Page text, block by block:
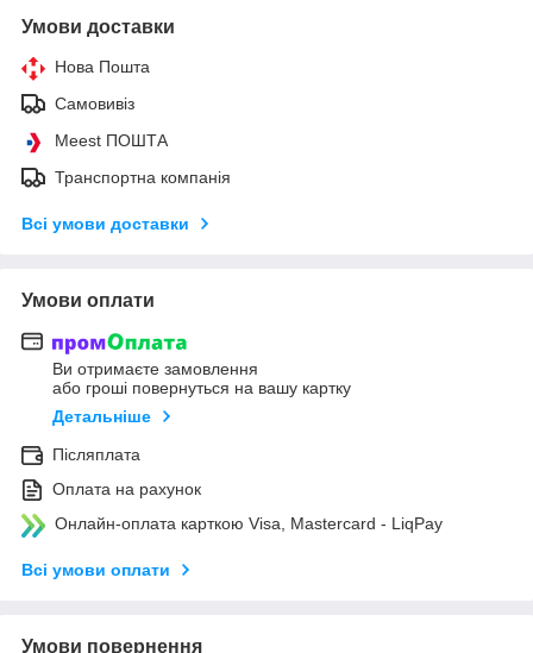
Умови доставки
Нова Пошта
Самовивіз
Meest ПОШТА
Транспортна компанія
Всі умови доставки
Умови оплати
Ви отримаєте замовлення
або гроші повернуться на вашу картку
Детальніше
Післяплата
Оплата на рахунок
Онлайн-оплата карткою Visa, Mastercard - LiqPay
Всі умови оплати
Умови повернення